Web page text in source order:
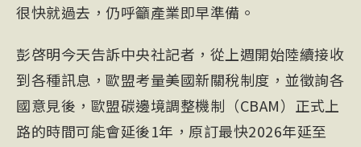
很快就過去，仍呼籲產業即早準備。
彭啓明今天告訴中央社記者，從上週開始陸續接收
到各種訊息，歐盟考量美國新關稅制度，並徵詢各
國意見後，歐盟碳邊境調整機制（CBAM）正式上
路的時間可能會延後1年，原訂最快2026年延至